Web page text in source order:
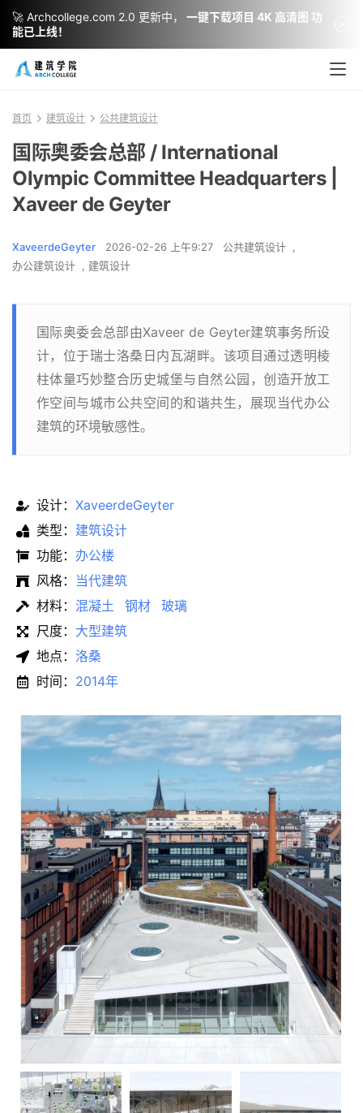
首页 建筑设计 公共建筑设计
国际奥委会总部 / International
Olympic Committee Headquarters |
Xaveer de Geyter
XaveerdeGeyter 2026-02-26 上午9:27 公共建筑设计 ,
办公建筑设计 , 建筑设计
国际奥委会总部由Xaveer de Geyter建筑事务所设
计，位于瑞士洛桑日内瓦湖畔。该项目通过透明棱
柱体量巧妙整合历史城堡与自然公园，创造开放工
作空间与城市公共空间的和谐共生，展现当代办公
建筑的环境敏感性。
设计： XaveerdeGeyter
类型： 建筑设计
功能： 办公楼
风格： 当代建筑
材料： 混凝土 钢材
玻璃
尺度： 大型建筑
地点： 洛桑
时间： 2014年
🚀 Archcollege.com 2.0 更新中，
一键下载项目 4K 高清图 功
能已上线！